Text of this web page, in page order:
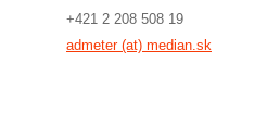
+421 2 208 508 19
admeter (at) median.sk